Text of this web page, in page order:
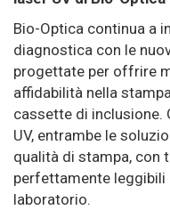
Bio-Optica continua a
diagnostica con le
progettate per offrire
affidabilità nella
cassette di inclusione.
UV, entrambe le
qualità di stampa, con
perfettamente
laboratorio.